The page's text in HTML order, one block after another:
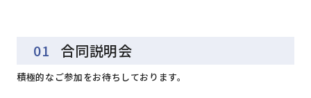
01 合同説明会
積極的なご参加をお待ちしております。